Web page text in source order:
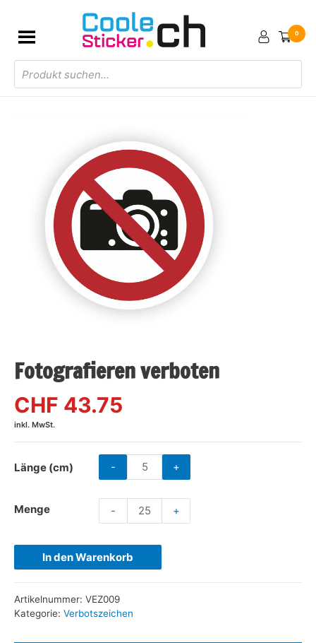
Products
search
0
Fotografieren verboten
CHF 43.75
inkl. MwSt.
Länge (cm) - +
Menge - +
In den Warenkorb
Artikelnummer: VEZ009
Kategorie: Verbotszeichen